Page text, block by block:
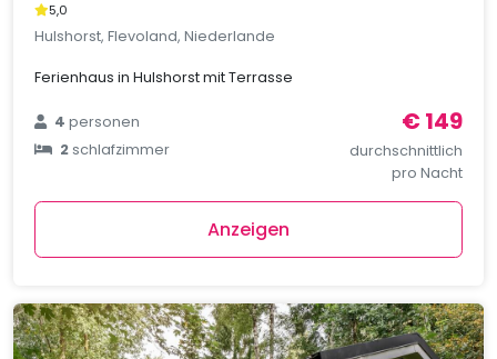
5,0
Hulshorst, Flevoland, Niederlande
Ferienhaus in Hulshorst mit Terrasse
4personen
2schlafzimmer
€ 149
durchschnittlich
pro Nacht
Anzeigen